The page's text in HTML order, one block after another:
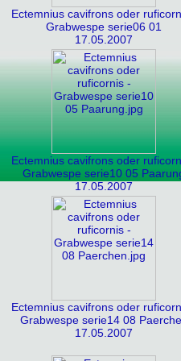
Ectemnius cavifrons oder
Grabwespe serie06 01
17.05.2007
Ectemnius cavifrons oder
Grabwespe serie10 05
17.05.2007
Ectemnius cavifrons oder
Grabwespe serie14 08
17.05.2007